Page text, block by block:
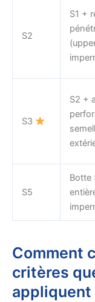
S2
S1 +
S3
S2 +
S5
Botte
Comment
critères
appliquent